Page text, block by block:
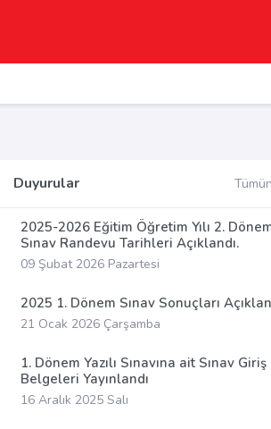
Duyurular
2025-2026 Eğitim Öğretim Yılı 2.
Sınav Randevu Tarihleri Açıklandı.
09 Şubat 2026 Pazartesi
2025 1. Dönem Sınav Sonuçları
21 Ocak 2026 Çarşamba
1. Dönem Yazılı Sınavına ait Sınav Giriş
Belgeleri Yayınlandı
16 Aralık 2025 Salı